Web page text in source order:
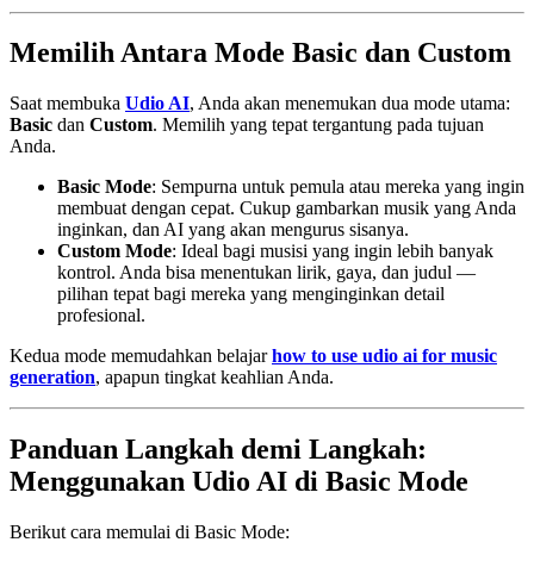
Memilih Antara Mode Basic dan Custom
Saat membuka Udio AI, Anda akan menemukan dua mode utama:
Basic dan Custom. Memilih yang tepat tergantung pada tujuan
Anda.
Basic Mode: Sempurna untuk pemula atau mereka yang ingin
membuat dengan cepat. Cukup gambarkan musik yang Anda
inginkan, dan AI yang akan mengurus sisanya.
Custom Mode: Ideal bagi musisi yang ingin lebih banyak
kontrol. Anda bisa menentukan lirik, gaya, dan judul —
pilihan tepat bagi mereka yang menginginkan detail
profesional.
Kedua mode memudahkan belajarhow to use udio ai for music
generation, apapun tingkat keahlian Anda.
Panduan Langkah demi Langkah:
Menggunakan Udio AI di Basic Mode
Berikut cara memulai di Basic Mode: